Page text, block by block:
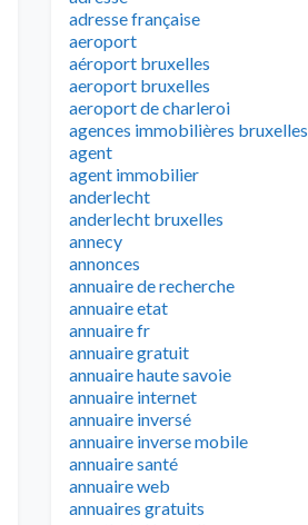
adresse française
aeroport
aéroport bruxelles
aeroport bruxelles
aeroport de charleroi
agences immobilières bruxelles
agent
agent immobilier
anderlecht
anderlecht bruxelles
annecy
annonces
annuaire de recherche
annuaire etat
annuaire fr
annuaire gratuit
annuaire haute savoie
annuaire internet
annuaire inversé
annuaire inverse mobile
annuaire santé
annuaire web
annuaires gratuits